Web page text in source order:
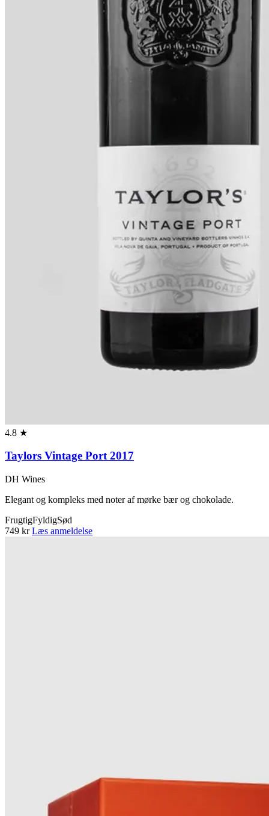
4.8 ★
Taylors Vintage Port 2017
DH Wines
Elegant og kompleks med noter af mørke bær og chokolade.
FrugtigFyldigSød
749 kr Læs anmeldelse